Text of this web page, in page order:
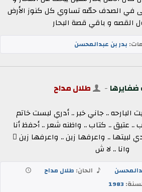
في الصدف حصّه تساوي كل كنوز الأرض
القصه و باقي قصة البحار
بدر بن عبدالمحسن
- طلال مداح
البارحه .. جاني خبر .. أدري لبست خاتم
.. عتيق .. كتاب .. واظنه شعر .. أحفظ أنا
لبيتها .. واعرفها زين .. واعرفها زين
وانا .. لا ش
الحان: طلال مداح
1983